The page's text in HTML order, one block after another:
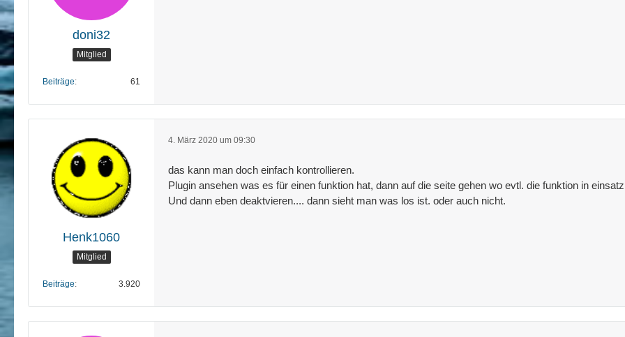
doni32
Mitglied
Beiträge 61
Henk1060
Mitglied
Beiträge 3.920
4. März 2020 um 09:30
das kann man doch einfach kontrollieren.
Plugin ansehen was es für einen funktion hat, dann auf die seite gehen wo evtl. die funktion in
Und dann eben deaktvieren.... dann sieht man was los ist. oder auch nicht.